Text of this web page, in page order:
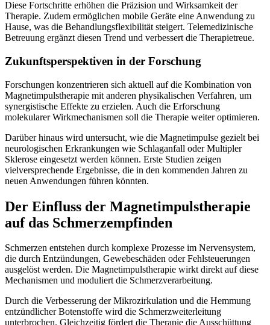
Diese Fortschritte erhöhen die Präzision und Wirksamkeit der
Therapie. Zudem ermöglichen mobile Geräte eine Anwendung zu
Hause, was die Behandlungsflexibilität steigert. Telemedizinische
Betreuung ergänzt diesen Trend und verbessert die Therapietreue.
Zukunftsperspektiven in der Forschung
Forschungen konzentrieren sich aktuell auf die Kombination von
Magnetimpulstherapie mit anderen physikalischen Verfahren, um
synergistische Effekte zu erzielen. Auch die Erforschung
molekularer Wirkmechanismen soll die Therapie weiter optimieren.
Darüber hinaus wird untersucht, wie die Magnetimpulse gezielt bei
neurologischen Erkrankungen wie Schlaganfall oder Multipler
Sklerose eingesetzt werden können. Erste Studien zeigen
vielversprechende Ergebnisse, die in den kommenden Jahren zu
neuen Anwendungen führen könnten.
Der Einfluss der Magnetimpulstherapie
auf das Schmerzempfinden
Schmerzen entstehen durch komplexe Prozesse im Nervensystem,
die durch Entzündungen, Gewebeschäden oder Fehlsteuerungen
ausgelöst werden. Die Magnetimpulstherapie wirkt direkt auf diese
Mechanismen und moduliert die Schmerzverarbeitung.
Durch die Verbesserung der Mikrozirkulation und die Hemmung
entzündlicher Botenstoffe wird die Schmerzweiterleitung
unterbrochen. Gleichzeitig fördert die Therapie die Ausschüttung